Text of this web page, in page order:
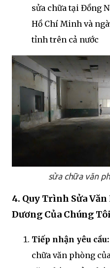
sửa chữa tại Đồng
Hồ Chí Minh và
tỉnh trên cả nước
sửa chữa văn
4. Quy Trình Sửa
Dương Của Chúng Tôi
Tiếp nhận yêu cầu:
chữa văn phòng